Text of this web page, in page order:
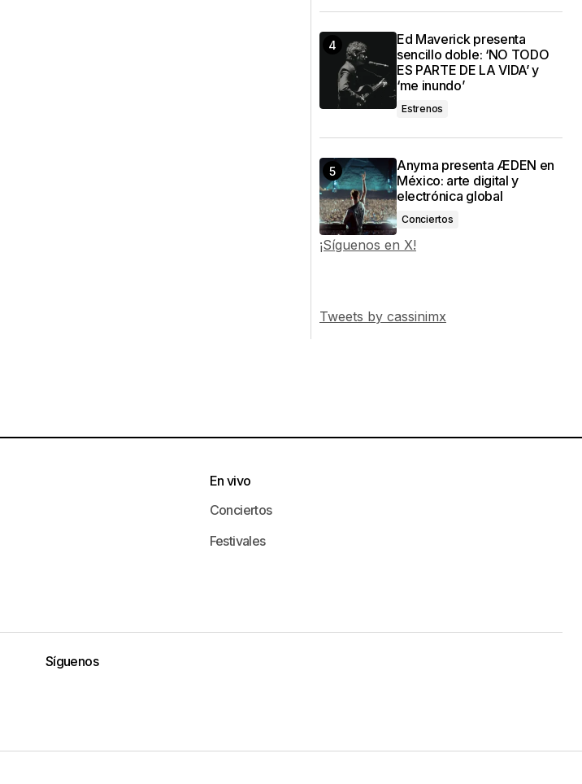
Ed Maverick presenta
sencillo doble: ‘NO TODO
ES PARTE DE LA VIDA’ y
‘me inundo’
Estrenos
Anyma presenta ÆDEN en
México: arte digital y
electrónica global
Conciertos
¡Síguenos en X!
Tweets by cassinimx
En vivo
Conciertos
Festivales
Síguenos